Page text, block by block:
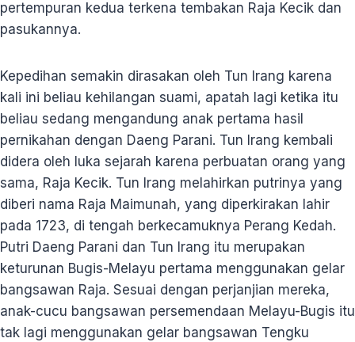
pertempuran kedua terkena tembakan Raja Kecik dan
pasukannya.
Kepedihan semakin dirasakan oleh Tun Irang karena
kali ini beliau kehilangan suami, apatah lagi ketika itu
beliau sedang mengandung anak pertama hasil
pernikahan dengan Daeng Parani. Tun Irang kembali
didera oleh luka sejarah karena perbuatan orang yang
sama, Raja Kecik. Tun Irang melahirkan putrinya yang
diberi nama Raja Maimunah, yang diperkirakan lahir
pada 1723, di tengah berkecamuknya Perang Kedah.
Putri Daeng Parani dan Tun Irang itu merupakan
keturunan Bugis-Melayu pertama menggunakan gelar
bangsawan Raja. Sesuai dengan perjanjian mereka,
anak-cucu bangsawan persemendaan Melayu-Bugis itu
tak lagi menggunakan gelar bangsawan Tengku